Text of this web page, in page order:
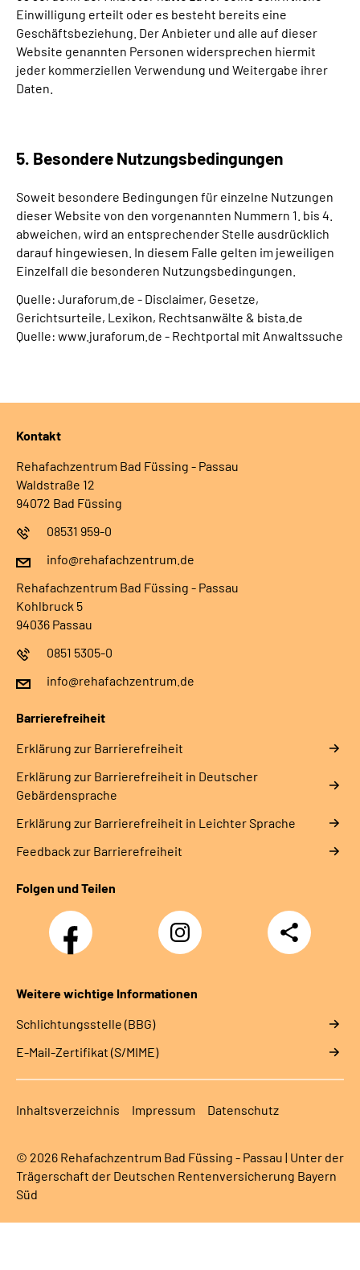
Einwilligung erteilt oder es besteht bereits eine
Geschäftsbeziehung. Der Anbieter und alle auf dieser
Website genannten Personen widersprechen hiermit
jeder kommerziellen Verwendung und Weitergabe ihrer
Daten.
5. Besondere Nutzungsbedingungen
Soweit besondere Bedingungen für einzelne Nutzungen
dieser Website von den vorgenannten Nummern 1. bis 4.
abweichen, wird an entsprechender Stelle ausdrücklich
darauf hingewiesen. In diesem Falle gelten im jeweiligen
Einzelfall die besonderen Nutzungsbedingungen.
Quelle: Juraforum.de - Disclaimer, Gesetze,
Gerichtsurteile, Lexikon, Rechtsanwälte & bista.de
Quelle: www.juraforum.de - Rechtportal mit Anwaltssuche
Kontakt
Rehafachzentrum Bad Füssing - Passau
Waldstraße 12
94072 Bad Füssing
08531 959-0
info@rehafachzentrum.de
Rehafachzentrum Bad Füssing - Passau
Kohlbruck 5
94036 Passau
0851 5305-0
info@rehafachzentrum.de
Barrierefreiheit
Erklärung zur Barrierefreiheit
Erklärung zur Barrierefreiheit in Deutscher
Gebärdensprache
Erklärung zur Barrierefreiheit in Leichter Sprache
Feedback zur Barrierefreiheit
Folgen und Teilen
Facebook Instagram
Teilen
Weitere wichtige Informationen
Schlichtungsstelle (BBG)
E-Mail-Zertifikat (S/MIME)
Inhaltsverzeichnis Impressum Datenschutz
© 2026 Rehafachzentrum Bad Füssing - Passau | Unter der
Trägerschaft der Deutschen Rentenversicherung Bayern
Süd